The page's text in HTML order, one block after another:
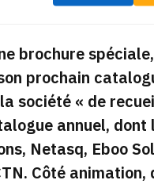
brochure
prochain
société « de
annuel, dont
Netasq, Eboo
Côté animation,